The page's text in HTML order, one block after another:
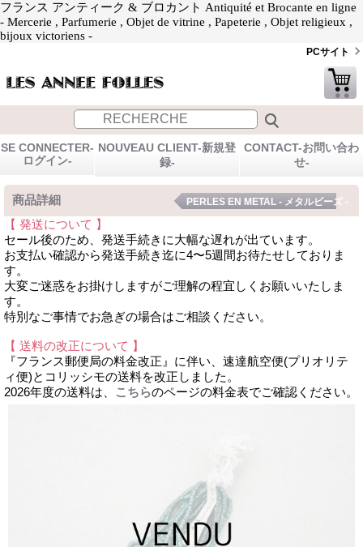
フランス アンティーク & ブロカント Antiquité et Brocante en ligne
- Mercerie , Parfumerie , Objet de vitrine , Papeterie , Objet religieux ,
bijoux victoriens -
PCサイト
SE CONNECTER-
ログイン-
NOUVEAU CLIENT-新規登
録-
CONTACT-お問い合わ
せ-
商品詳細 PERLES EN METAL - メタルビーズ -
【 発送について 】
セール後のため、発送手続きに大幅な遅れが出ています。
お支払い確認から発送手続き迄に4〜5週間お待たせしておりま
す。
大変ご迷惑をお掛けしますがご理解の程宜しくお願いいたしま
す。
特別なご事情でお急ぎの場合はご相談ください。
【 送料の改正について 】
『フランス郵便局の料金改正』に伴い、速達航空便(プリオリテ
ィ便)とコリッシモの送料を改正しました。
2026年度の送料は、
こちらのページの料金表でご確認ください。